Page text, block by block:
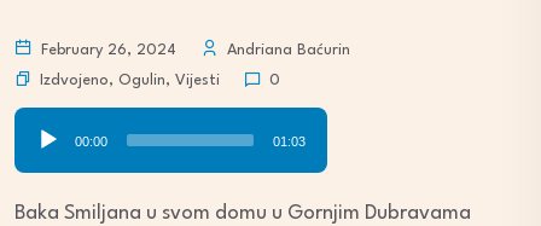
February 26, 2024
Andriana Baćurin
Izdvojeno, Ogulin, Vijesti 0
00:00 01:03
Baka Smiljana u svom domu u Gornjim Dubravama